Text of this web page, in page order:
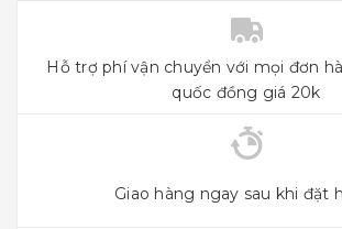
Hỗ trợ phí vận chuyển với mọi đơn
quốc đồng giá 20k
Giao hàng ngay sau khi đặt